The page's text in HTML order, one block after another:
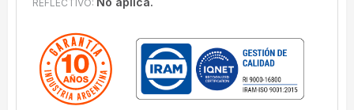
REFLECTIVO: